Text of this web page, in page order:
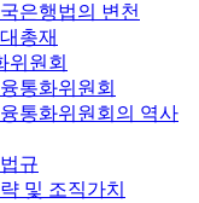
은행법의 변천
총재
위원회
통화위원회
통화위원회의 역사
규
및 조직가치